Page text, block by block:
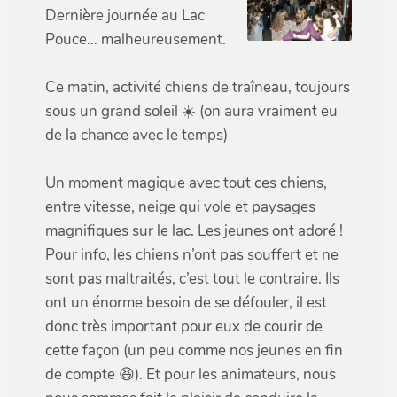
Dernière journée au Lac
Pouce… malheureusement.
Ce matin, activité chiens de traîneau, toujours
sous un grand soleil ☀️ (on aura vraiment eu
de la chance avec le temps)
Un moment magique avec tout ces chiens,
entre vitesse, neige qui vole et paysages
magnifiques sur le lac. Les jeunes ont adoré !
Pour info, les chiens n’ont pas souffert et ne
sont pas maltraités, c’est tout le contraire. Ils
ont un énorme besoin de se défouler, il est
donc très important pour eux de courir de
cette façon (un peu comme nos jeunes en fin
de compte 😆). Et pour les animateurs, nous